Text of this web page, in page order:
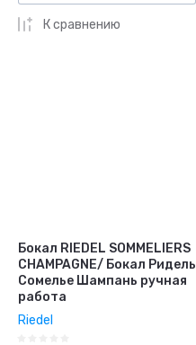
К сравнению
Бокал RIEDEL SOMMELIERS
CHAMPAGNE/ Бокал Ридель
Сомелье Шампань ручная
работа
Riedel